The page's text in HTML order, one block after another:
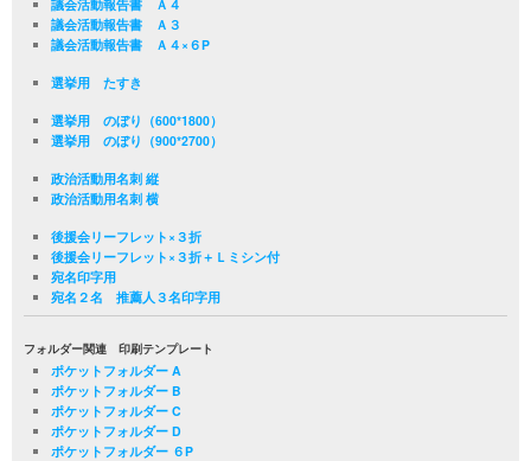
議会活動報告書 Ａ４
議会活動報告書 Ａ３
議会活動報告書 Ａ４×６P
選挙用 たすき
選挙用 のぼり（600*1800）
選挙用 のぼり（900*2700）
政治活動用名刺 縦
政治活動用名刺 横
後援会リーフレット×３折
後援会リーフレット×３折＋Ｌミシン付
宛名印字用
宛名２名 推薦人３名印字用
フォルダー関連 印刷テンプレート
ポケットフォルダー A
ポケットフォルダー B
ポケットフォルダー C
ポケットフォルダー D
ポケットフォルダー ６P